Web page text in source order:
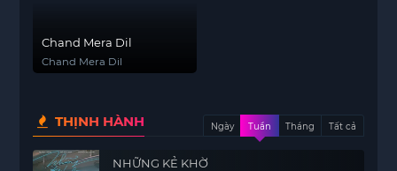
Chand Mera Dil
Chand Mera Dil
THỊNH HÀNH Ngày Tuần Tháng Tất cả
NHỮNG KẺ KHỜ